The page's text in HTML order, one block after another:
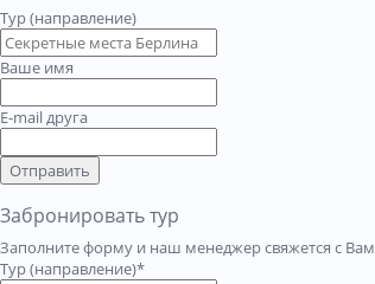
Тур (направление)
Ваше имя
E-mail друга
Отправить
Забронировать тур
Заполните форму и наш менеджер свяжется с
Тур (направление)*